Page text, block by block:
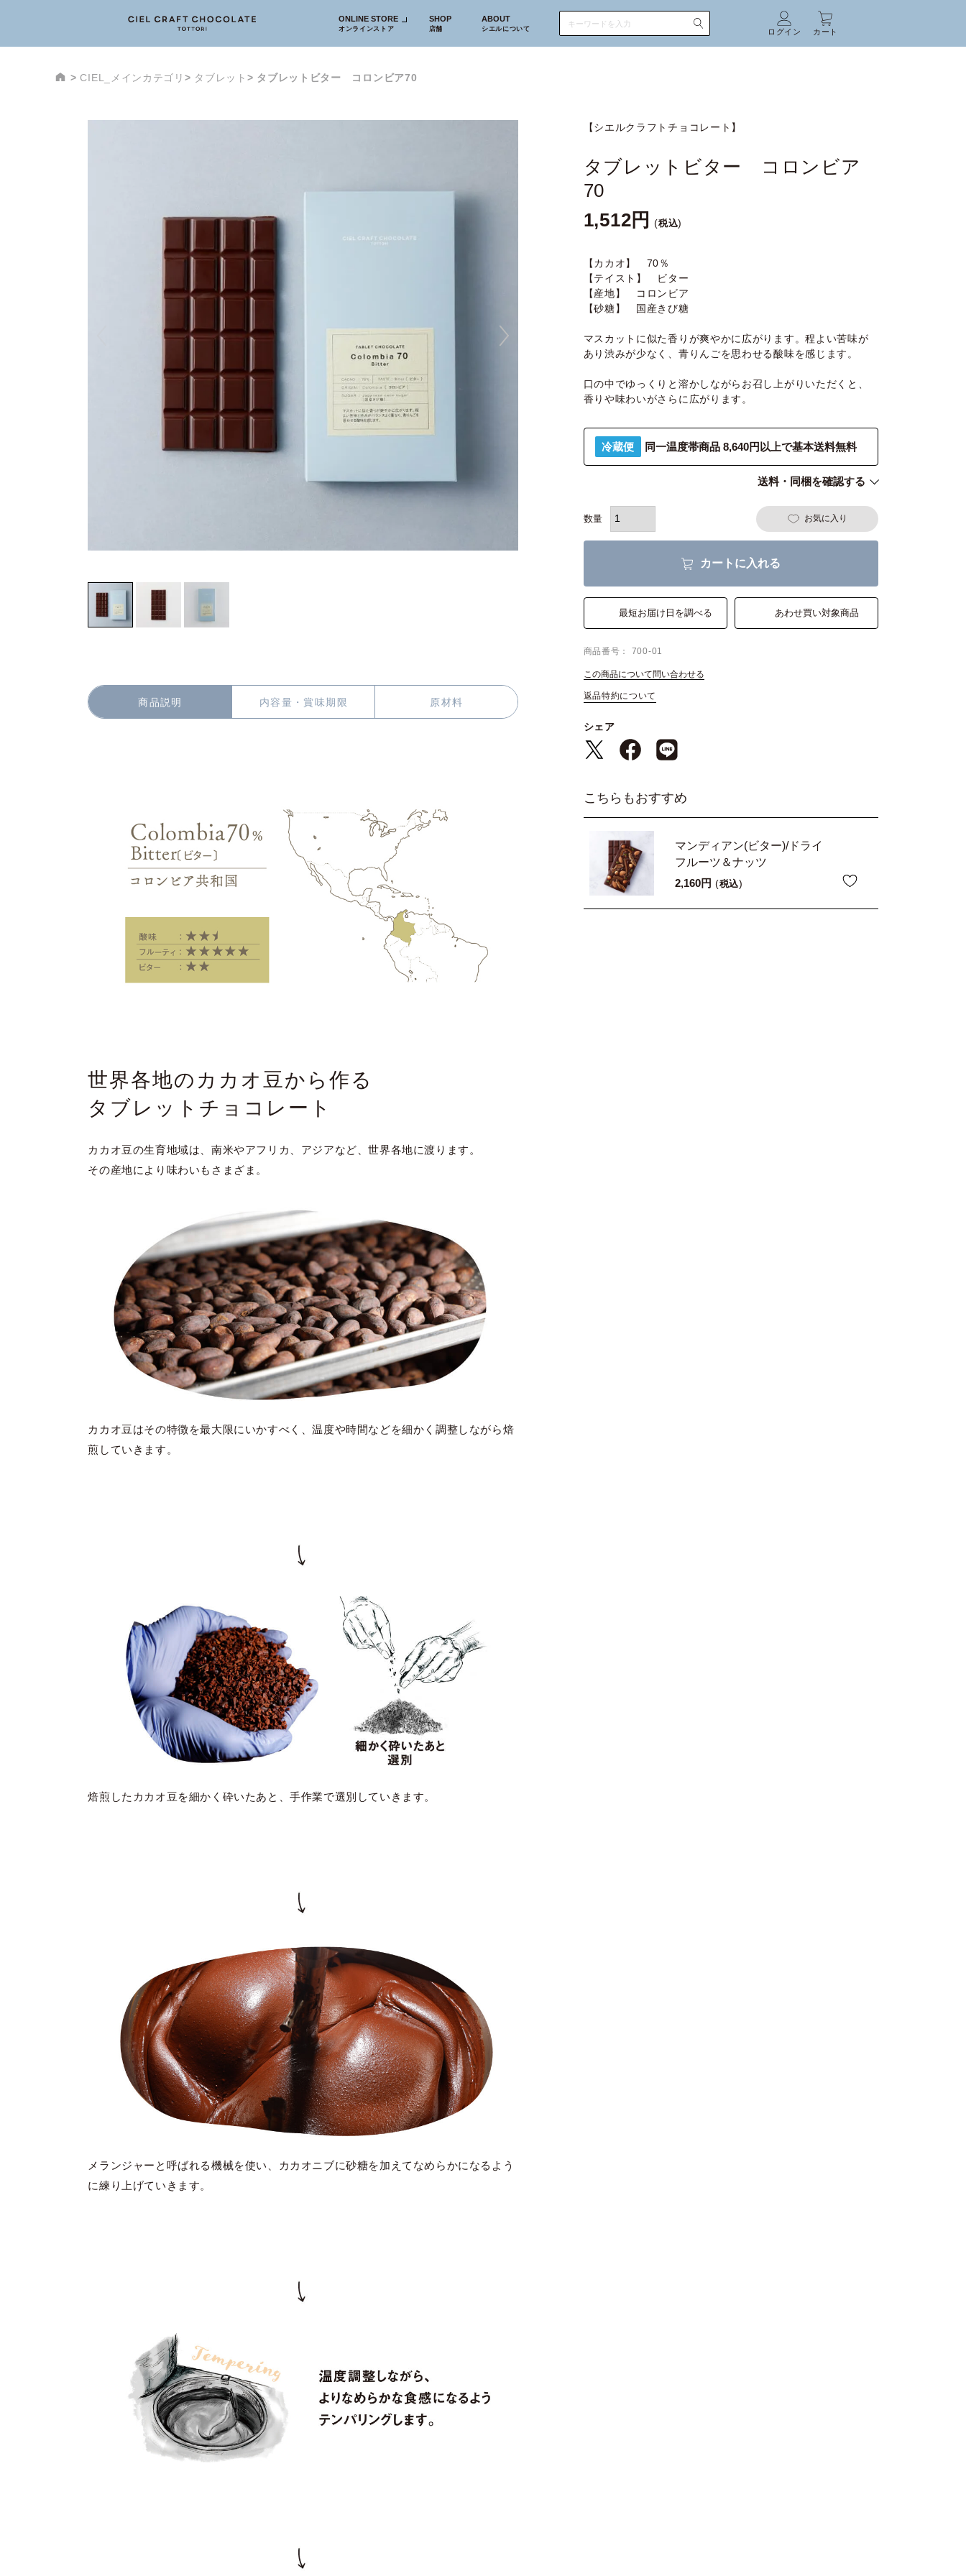
ONLINE STORE
オンラインストア
SHOP
店舗
ABOUT
シエルについて ログイン カート
CIEL_メインカテゴリ タブレット タブレットビター コロンビア70
【シエルクラフトチョコレート】
タブレットビター コロンビア
70
1,512
税込
【カカオ】 70％
【テイスト】 ビター
【産地】 コロンビア
【砂糖】 国産きび糖
マスカットに似た香りが爽やかに広がります。程よい苦味が
あり渋みが少なく、青りんごを思わせる酸味を感じます。
口の中でゆっくりと溶かしながらお召し上がりいただくと、
香りや味わいがさらに広がります。
冷蔵便 同一温度帯商品 8,640円以上で基本送料無料
送料・同梱を確認する
お気に入り
カートに入れる
最短お届け日を調べる あわせ買い対象商品
商品番号 700-01
この商品について問い合わせる
返品特約について
シェア
こちらもおすすめ
マンディアン(ビター)/ドライ
フルーツ＆ナッツ
2,160
税込
商品説明 内容量・賞味期限 原材料
世界各地のカカオ豆から作る
タブレットチョコレート
カカオ豆の生育地域は、南米やアフリカ、アジアなど、世界各地に渡ります。
その産地により味わいもさまざま。
カカオ豆はその特徴を最大限にいかすべく、温度や時間などを細かく調整しながら焙
煎していきます。
焙煎したカカオ豆を細かく砕いたあと、手作業で選別していきます。
メランジャーと呼ばれる機械を使い、カカオニブに砂糖を加えてなめらかになるよう
に練り上げていきます。